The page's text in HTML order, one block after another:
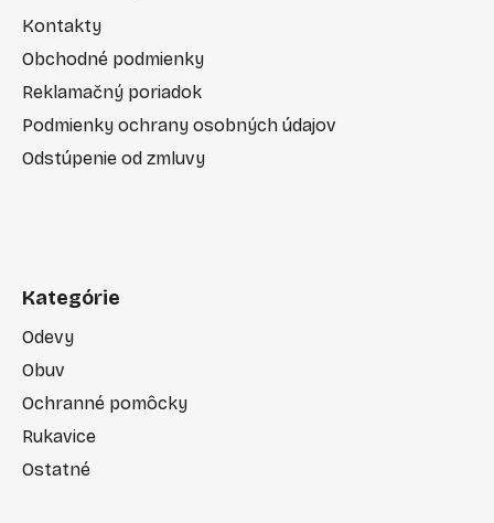
Kontakty
Obchodné podmienky
Reklamačný poriadok
Podmienky ochrany osobných údajov
Odstúpenie od zmluvy
Kategórie
Odevy
Obuv
Ochranné pomôcky
Rukavice
Ostatné